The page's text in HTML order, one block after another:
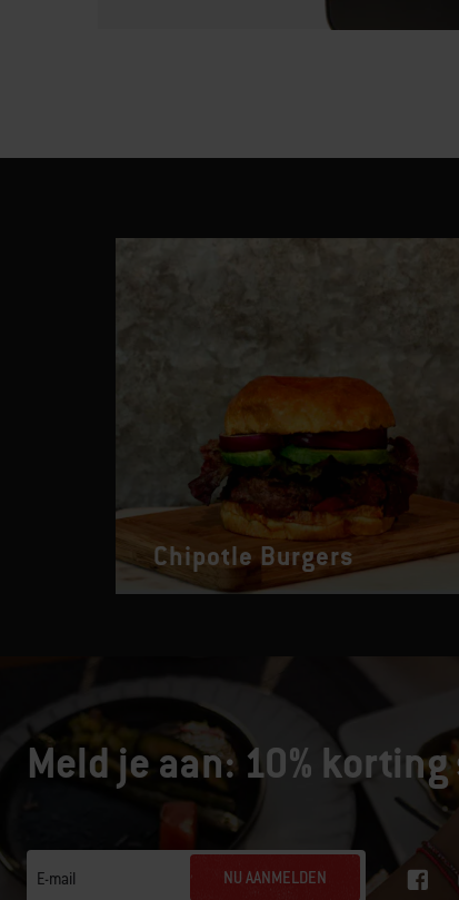
Chipotle Burgers
Meld je aan: 10%
E-mail NU AANMELDEN